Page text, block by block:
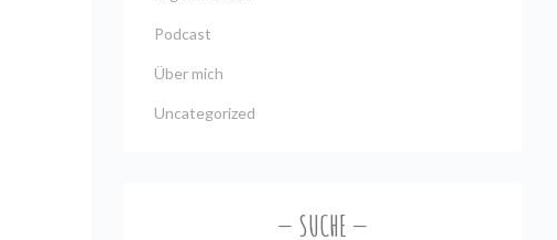
Podcast
Über mich
Uncategorized
SUCHE